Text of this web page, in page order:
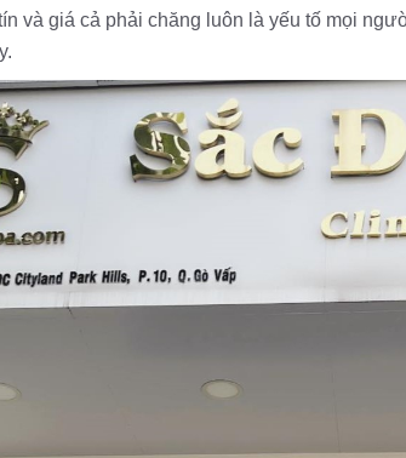
và giá cả phải chăng luôn là yếu tố mọi